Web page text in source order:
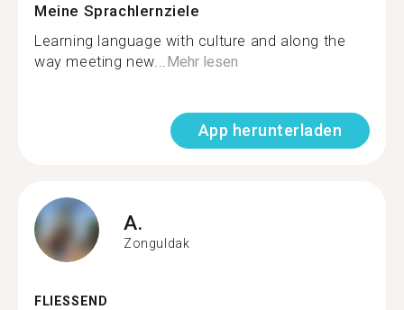
Meine Sprachlernziele
Learning language with culture and along the
way meeting new... Mehr lesen
App herunterladen
A.
Zonguldak
FLIESSEND